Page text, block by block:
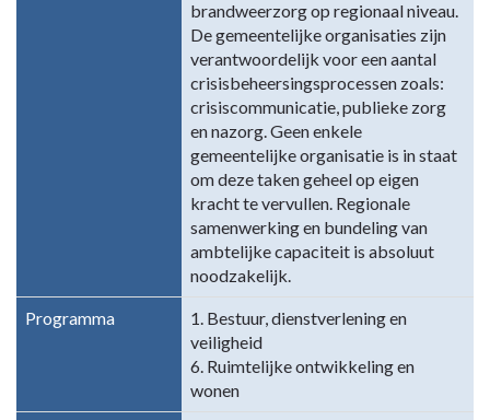
brandweerzorg op regionaal niveau.
De gemeentelijke organisaties zijn
verantwoordelijk voor een aantal
crisisbeheersingsprocessen zoals:
crisiscommunicatie, publieke zorg
en nazorg. Geen enkele
gemeentelijke organisatie is in staat
om deze taken geheel op eigen
kracht te vervullen. Regionale
samenwerking en bundeling van
ambtelijke capaciteit is absoluut
noodzakelijk.
Programma
1. Bestuur, dienstverlening en
veiligheid
6. Ruimtelijke ontwikkeling en
wonen